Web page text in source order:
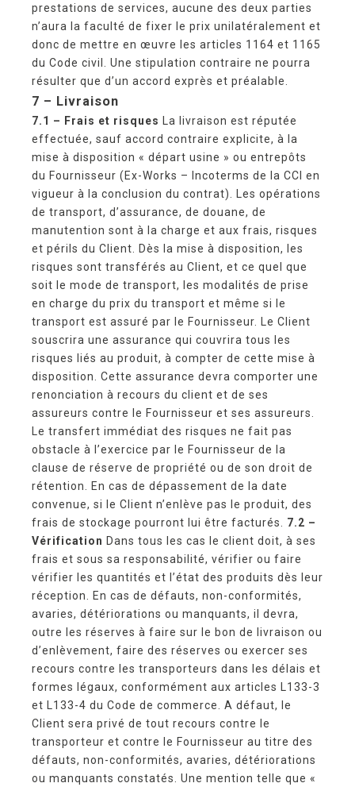
prestations de services, aucune des deux parties
n’aura la faculté de fixer le prix unilatéralement et
donc de mettre en œuvre les articles 1164 et 1165
du Code civil. Une stipulation contraire ne pourra
résulter que d’un accord exprès et préalable.
7 – Livraison
7.1 – Frais et risques
La livraison est réputée
effectuée, sauf accord contraire explicite, à la
mise à disposition « départ usine » ou entrepôts
du Fournisseur (Ex-Works – Incoterms de la CCI en
vigueur à la conclusion du contrat). Les opérations
de transport, d’assurance, de douane, de
manutention sont à la charge et aux frais, risques
et périls du Client. Dès la mise à disposition, les
risques sont transférés au Client, et ce quel que
soit le mode de transport, les modalités de prise
en charge du prix du transport et même si le
transport est assuré par le Fournisseur. Le Client
souscrira une assurance qui couvrira tous les
risques liés au produit, à compter de cette mise à
disposition. Cette assurance devra comporter une
renonciation à recours du client et de ses
assureurs contre le Fournisseur et ses assureurs.
Le transfert immédiat des risques ne fait pas
obstacle à l’exercice par le Fournisseur de la
clause de réserve de propriété ou de son droit de
rétention. En cas de dépassement de la date
convenue, si le Client n’enlève pas le produit, des
frais de stockage pourront lui être facturés. 7.2 –
Vérification Dans tous les cas le client doit, à ses
frais et sous sa responsabilité, vérifier ou faire
vérifier les quantités et l’état des produits dès leur
réception. En cas de défauts, non-conformités,
avaries, détériorations ou manquants, il devra,
outre les réserves à faire sur le bon de livraison ou
d’enlèvement, faire des réserves ou exercer ses
recours contre les transporteurs dans les délais et
formes légaux, conformément aux articles L133-3
et L133-4 du Code de commerce. A défaut, le
Client sera privé de tout recours contre le
transporteur et contre le Fournisseur au titre des
défauts, non-conformités, avaries, détériorations
ou manquants constatés. Une mention telle que «